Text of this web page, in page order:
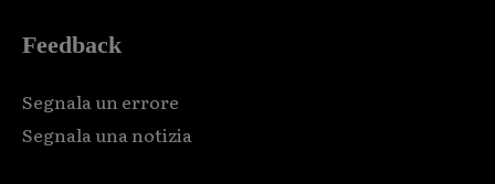
Feedback
Segnala un errore
Segnala una notizia